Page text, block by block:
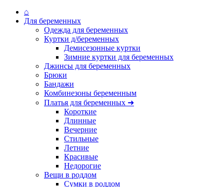
⌂
Для беременных
Одежда для беременных
Куртки д/беременных
Демисезонные куртки
Зимние куртки для беременных
Джинсы для беременных
Брюки
Бандажи
Комбинезоны беременным
Платья для беременных ➜
Короткие
Длинные
Вечерние
Стильные
Летние
Красивые
Недорогие
Вещи в роддом
Сумки в роддом